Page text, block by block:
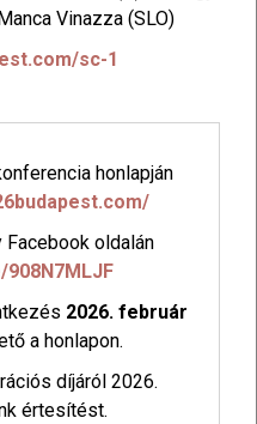
Vinazza (SLO)
sc-1
honlapján
oldalán
2026. február
a honlapon.
díjáról 2026.
értesítést.